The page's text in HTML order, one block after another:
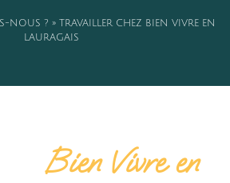
NOUS ? » TRAVAILLER CHEZ BIEN VIVRE EN
LAURAGAIS
Bien Vivre en